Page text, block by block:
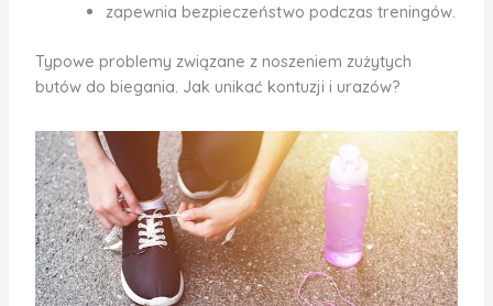
zapewnia bezpieczeństwo podczas treningów.
Typowe problemy związane z noszeniem zużytych
butów do biegania. Jak unikać kontuzji i urazów?